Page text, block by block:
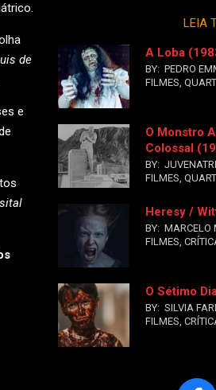
de
e
LEIA
A Loba
BY: PEDRO
FILMES,
O Monstro
Colossal
BY:
FILMES,
Heresy /
BY: MARCELO
FILMES,
O Sétimo
BY: SILVIA
FILMES,